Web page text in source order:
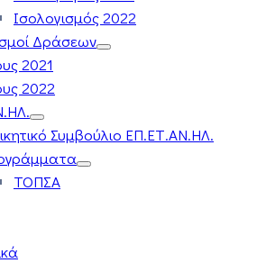
Ισολογισμός 2022
Δράσεων
2021
2022
Συμβούλιο ΕΠ.ΕΤ.ΑΝ.ΗΛ.
ΤΟΠΣΑ